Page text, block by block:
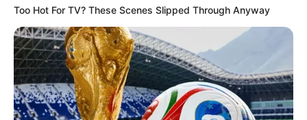
ΣΤΑ ΣΥΝΟΡΑ ΤΗΣ ΕΣΩΤΕΡΙΚΗΣ
ΑΝΑΠΤΥΞΗΣ
Αυτή την ώρα:
Too Hot For TV? These Scenes Slipped Through Anyway